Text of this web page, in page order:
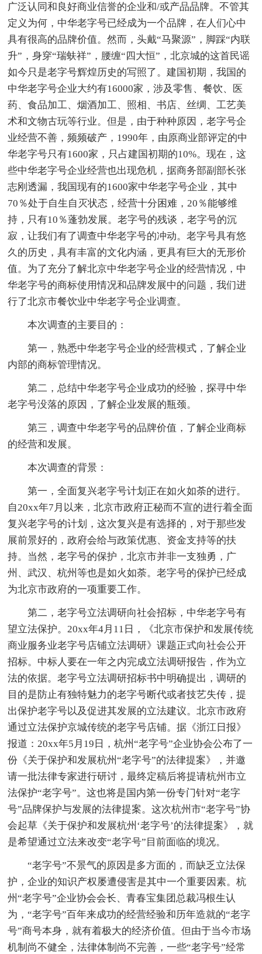
广泛认同和良好商业信誉的企业和/或产品品牌。不管其
定义为何，中华老字号已经成为一个品牌，在人们心中
具有很高的品牌价值。然而，头戴“马聚源”，脚踩“内联
升”，身穿“瑞蚨祥”，腰缠“四大恒”，北京城的这首民谣
如今只是老字号辉煌历史的写照了。建国初期，我国的
中华老字号企业大约有16000家，涉及零售、餐饮、医
药、食品加工、烟酒加工、照相、书店、丝绸、工艺美
术和文物古玩等行业。但是，由于种种原因，老字号企
业经营不善，频频破产，1990年，由原商业部评定的中
华老字号只有1600家，只占建国初期的10%。现在，这
些中华老字号企业经营也出现危机，据商务部副部长张
志刚透漏，我国现有的1600家中华老字号企业，其中
70％处于自生自灭状态，经营十分困难，20％能够维
持，只有10％蓬勃发展。老字号的残谈，老字号的沉
寂，让我们有了调查中华老字号的冲动。老字号具有悠
久的历史，具有丰富的文化内涵，更具有巨大的无形价
值。为了充分了解北京中华老字号企业的经营情况，中
华老字号的商标使用情况和品牌发展中的问题，我们进
行了北京市餐饮业中华老字号企业调查。
本次调查的主要目的：
第一，熟悉中华老字号企业的经营模式，了解企业
内部的商标管理情况。
第二，总结中华老字号企业成功的经验，探寻中华
老字号没落的原因，了解企业发展的瓶颈。
第三，调查中华老字号的品牌价值，了解企业商标
的经营和发展。
本次调查的背景：
第一，全面复兴老字号计划正在如火如荼的进行。
自20xx年7月以来，北京市政府正秘而不宣的进行着全面
复兴老字号的计划，这次复兴是有选择的，对于那些发
展前景好的，政府会给与政策优惠、资金支持等的扶
持。当然，老字号的保护，北京市并非一支独勇，广
州、武汉、杭州等也是如火如荼。老字号的保护已经成
为北京市政府的一项重要工作。
第二，老字号立法调研向社会招标，中华老字号有
望立法保护。20xx年4月11日，《北京市保护和发展传统
商业服务业老字号店铺立法调研》课题正式向社会公开
招标。中标人要在一年之内完成立法调研报告，作为立
法的依据。老字号立法调研招标书中明确提出，调研的
目的是防止有独特魅力的老字号断代或者技艺失传，提
出保护老字号以及促进其发展的立法建议。北京市政府
通过立法保护京城传统的老字号店铺。据《浙江日报》
报道：20xx年5月19日，杭州“老字号”企业协会公布了一
份《关于保护和发展杭州“老字号”的法律提案》，并邀
请一批法律专家进行研讨，最终定稿后将提请杭州市立
法保护“老字号”。这也将是国内第一份专门针对“老字
号”品牌保护与发展的法律提案。这次杭州市“老字号”协
会起草《关于保护和发展杭州‘老字号’的法律提案》，就
是希望通过立法来改变“老字号”目前面临的境况。
“老字号”不景气的原因是多方面的，而缺乏立法保
护，企业的知识产权屡遭侵害是其中一个重要因素。杭
州“老字号”企业协会会长、青春宝集团总裁冯根生认
为，“老字号”百年来成功的经营经验和历年造就的“老字
号”商号本身，就有着极大的经济价值。但由于当今市场
机制尚不健全，法律体制尚不完善，一些“老字号”经常